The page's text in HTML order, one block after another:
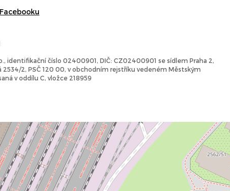
identifikační číslo 02400901, DIČ: CZ02400901 se sídlem Praha 2,
2534/2, PSČ 120 00, v obchodním rejstříku vedeném Městským
v oddílu C, vložce 218959